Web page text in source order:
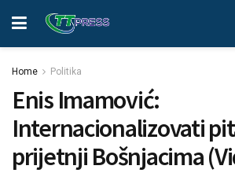
Home Politika
Enis Imamović:
Internacionalizovati
prijetnji Bošnjacima